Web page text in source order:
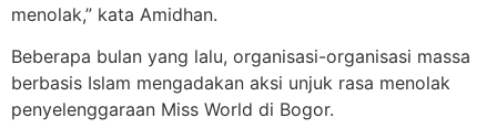
menolak,” kata Amidhan.
Beberapa bulan yang lalu, organisasi-organisasi massa
berbasis Islam mengadakan aksi unjuk rasa menolak
penyelenggaraan Miss World di Bogor.